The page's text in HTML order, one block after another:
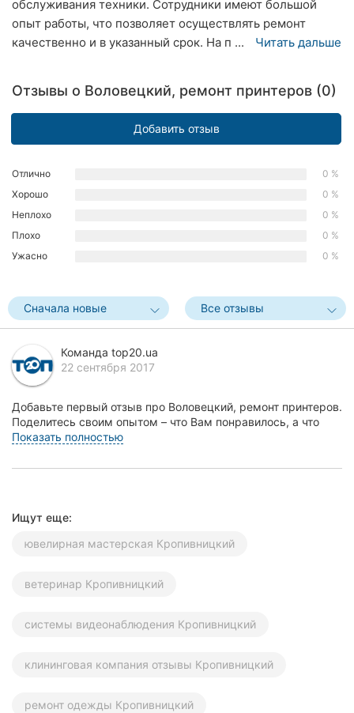
Ровно
Одесса
Харьков
Запорожье
Львов
Николаев
Херсон
Полтава
Чернигов
Черкассы
Черновцы
Франковск
Луцк
Ужгород
обслуживания техники. Сотрудники имеют большой
опыт работы, что позволяет осуществлять ремонт
качественно и в указанный срок. На п ...
Читать дальше
Отзывы о Воловецкий, ремонт принтеров (0)
Добавить отзыв
Отлично
0 %
Хорошо
0 %
Неплохо
0 %
Плохо
0 %
Ужасно
0 %
Сначала новые Все отзывы
Команда top20.ua
22 сентября 2017
Добавьте первый отзыв про Воловецкий, ремонт принтеров.
Поделитесь своим опытом – что Вам понравилось, а что
нет! Это поможет другим жителям Кропивни...
Показать полностью
Ищут еще:
ювелирная мастерская Кропивницкий
ветеринар Кропивницкий
системы видеонаблюдения Кропивницкий
клининговая компания отзывы Кропивницкий
ремонт одежды Кропивницкий